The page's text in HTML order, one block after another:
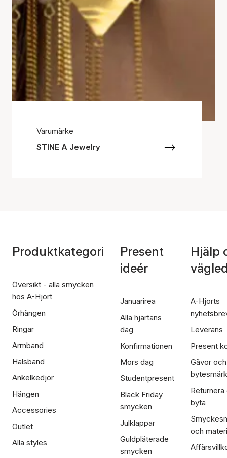
Varumärke
STINE A Jewelry
Produktkategori
Översikt - alla smycken
hos A-Hjort
Örhängen
Ringar
Armband
Halsband
Ankelkedjor
Hängen
Accessories
Outlet
Alla styles
Present
ideér
Januarirea
Alla hjärtans
dag
Konfirmationen
Mors dag
Studentpresent
Black Friday
smycken
Julklappar
Guldpläterade
smycken
Hjälp
A-Hjorts
Leverans
Present
Gåvor och
Returnera
byta
och